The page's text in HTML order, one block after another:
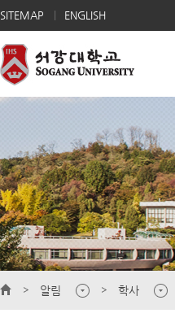
SITEMAP ENGLISH
알림 학사